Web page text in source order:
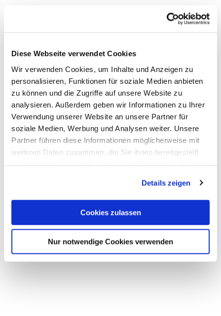
Diese Webseite verwendet Cookies
Wir verwenden Cookies, um Inhalte und Anzeigen zu
personalisieren, Funktionen für soziale Medien anbieten
zu können und die Zugriffe auf unsere Website zu
analysieren. Außerdem geben wir Informationen zu Ihrer
Verwendung unserer Website an unsere Partner für
soziale Medien, Werbung und Analysen weiter. Unsere
Partner führen diese Informationen möglicherweise mit
weiteren Daten zusammen, die Sie ihnen bereitgestellt
Cookies, wenn Sie unsere Webseite weiterhin nutzen.
Details zeigen
Cookies zulassen
Nur notwendige Cookies verwenden